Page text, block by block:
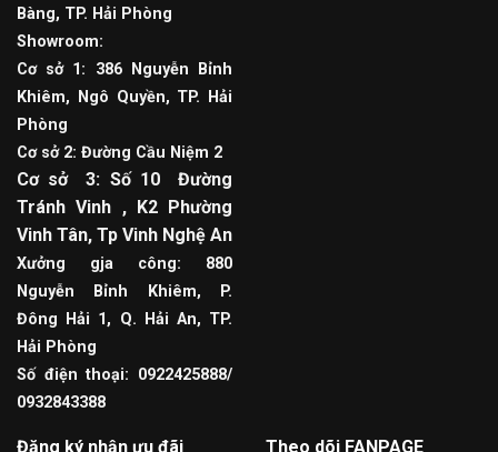
Bàng, TP. Hải Phòng
Showroom:
Cơ sở 1: 386 Nguyễn Bỉnh
Khiêm, Ngô Quyền, TP. Hải
Phòng
Cơ sở 2: Đường Cầu Niệm 2
Cơ sở 3: Số 10 Đường
Tránh Vinh , K2 Phường
Vinh Tân, Tp Vinh Nghệ An
Xưởng gja công: 880
Nguyễn Bỉnh Khiêm, P.
Đông Hải 1, Q. Hải An, TP.
Hải Phòng
Số điện thoại: 0922425888/
0932843388
Đăng ký nhận ưu đãi Theo dõi FANPAGE